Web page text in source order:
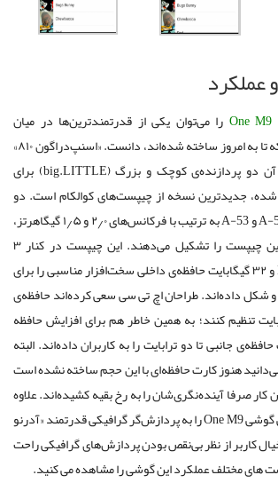
عملکرد
One M9 را می‌توان یکی از قدرتمندترین‌ها در میان
گوشی‌های هوشمندی که تا به امروز ساخته شده‌اند، دانست. «اسنپ‌دراگون ۸۱۰»
مدل ۶۴ بیتی که در آن دو پردازنده‌ی کوچک و بزرگ (big.LITTLE) برای
شده، جدیدترین نسخه از چیپست‌های کوالکام است. دو
پردازنده «کورتکس» A-57 و A-53 به ترتیب با فرکانس‌های ۲٫۰ و ۱٫۵ گیگاهرتز،
هشت هسته‌ی اصلی این چیپست را تشکیل می‌دهند. این چیپست ‌در کنار ۳
گیگابایت رم LPDDR4 و ۳۲ گیگابایت حافظه‌ی داخلی سخت‌افزار مناسبی را برای
شکل داده‌اند. طراحان اچ تی سی سعی کرده‌اند حافظه‌ی
روی ۳۲ گیگابایت تنظیم کنند؛ به همین خاطر هم برای افزایش حافظه
جانبی تا دو ترابایت را به کاربران داده‌اند. البته
هنوز کارت حافظه‌ای با این حجم ساخته نشده است
کار صرفا آینده‌نگری‌شان را به رخ بقیه کشیده‌اند. علاوه
بر این‌ طراحان اچ تی سی گوشی One M9 را به پردازش‌گر گرافیکی قدرتمند «آدرنو
خیال کاربر از نظر بی‌نقص بودن پردازش‌های گرافیکی راحت
های مختلف عملکرد این گوشی را مشاهده می کنید.